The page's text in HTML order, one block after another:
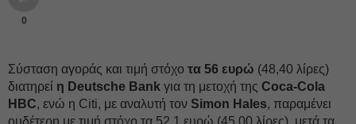
0
Σύσταση αγοράς και τιμή στόχο τα 56 ευρώ (48,40 λίρες)
διατηρεί η Deutsche Bank για τη μετοχή της Coca-Cola
HBC, ενώ η Citi, με αναλυτή τον Simon Hales, παραμένει
ουδέτερη με τιμή στόχο τα 52,1 ευρώ (45,00 λίρες), μετά τα